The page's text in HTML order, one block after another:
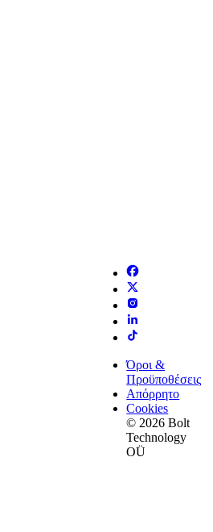
Όροι &
Προϋποθέσεις
Απόρρητο
Cookies
© 2026 Bolt
Technology
OÜ